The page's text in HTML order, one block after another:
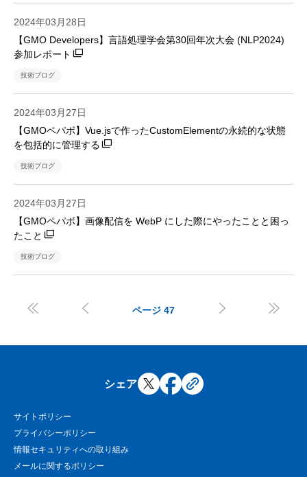
2024年03月28日
【GMO Developers】言語処理学会第30回年次大会 (NLP2024)
参加レポート
技術ブログ
2024年03月27日
【GMOペパボ】Vue.jsで作ったCustomElementの永続的な状態
を包括的に管理する
技術ブログ
2024年03月27日
【GMOペパボ】画像配信を WebP にした際にやったことと困っ
たこと
技術ブログ
  ページ 47  
シェア
サイトポリシー
プライバシーポリシー
情報セキュリティへの取り組み
メールに関するポリシー